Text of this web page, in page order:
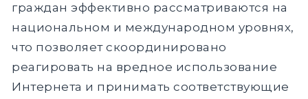
граждан эффективно рассматриваются на
национальном и международном уровнях,
что позволяет скоординировано
реагировать на вредное использование
Интернета и принимать соответствующие